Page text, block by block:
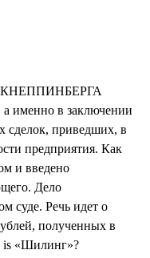
КНЕППИНБЕРГА
именно в заключении
сделок, приведших, в
предприятия. Как
и введено
Дело
суде. Речь идет о
полученных в
is «Шилинг»?